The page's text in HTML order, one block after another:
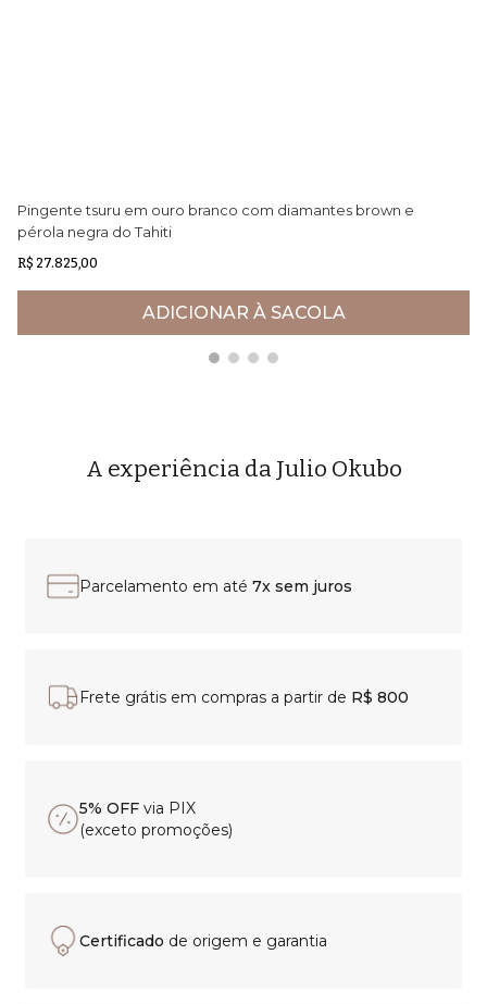
Pingente tsuru em ouro branco com diamantes brown e
pérola negra do Tahiti
R$ 27.825,00
ADICIONAR À SACOLA
A experiência da Julio Okubo
Parcelamento em até 7x sem juros
Frete grátis em compras a partir de R$ 800
5% OFF via PIX
(exceto promoções)
Certificado de origem e garantia